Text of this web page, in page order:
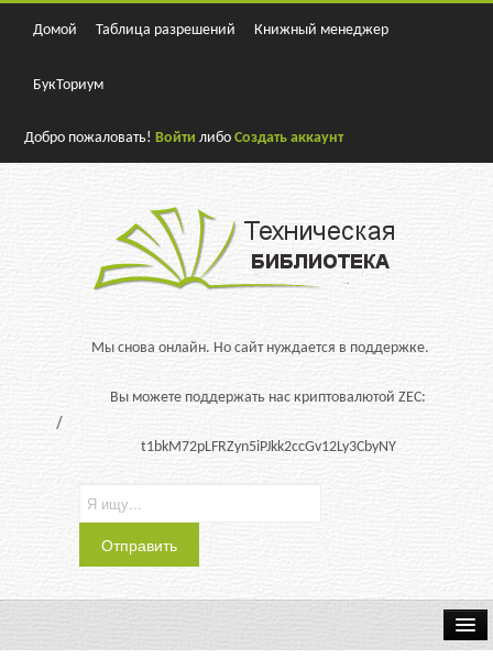
Домой Таблица разрешений Книжный менеджер
БукТориум
Добро пожаловать!Войти либоСоздать аккаунт
Мы снова онлайн. Но сайт нуждается в поддержке.
Вы можете поддержать нас криптовалютой ZEC:
t1bkM72pLFRZyn5iPJkk2ccGv12Ly3CbyNY